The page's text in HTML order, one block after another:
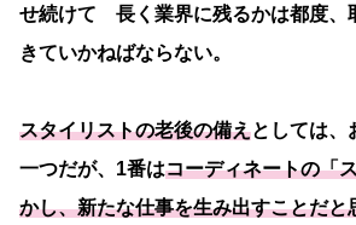
せ続けて 長く業界に残るかは都度、
きていかねばならない。
スタイリストの老後の備えとしては、
一つだが、1番はコーディネートの「
かし、新たな仕事を生み出すことだと